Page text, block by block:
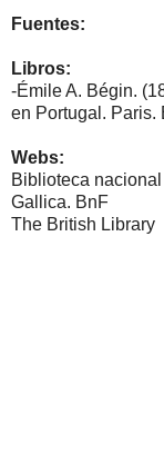
Fuentes:
Libros:
-Émile A. Bégin.
en Portugal. Paris.
Webs:
Biblioteca
Gallica. BnF
The British Library